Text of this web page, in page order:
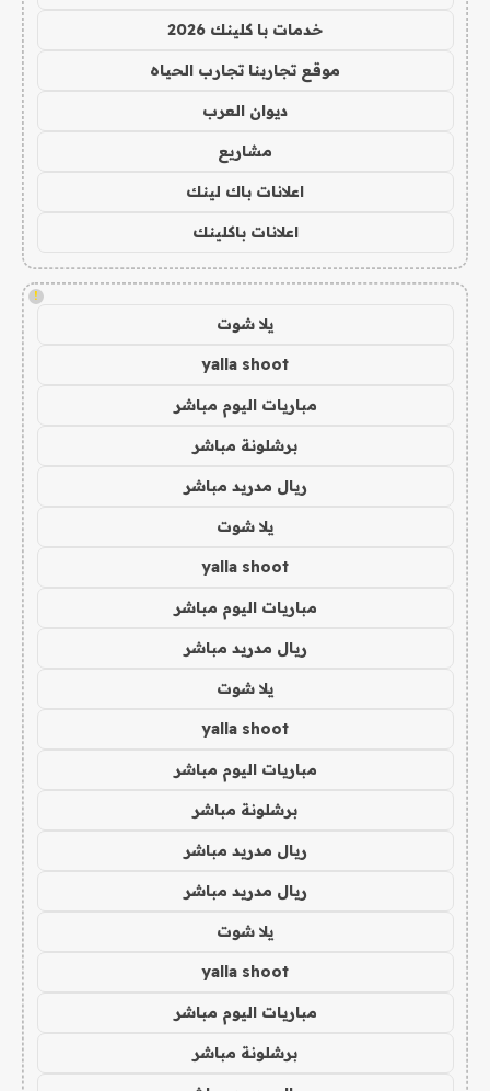
خدمات با كلينك 2026
موقع تجاربنا تجارب الحياه
ديوان العرب
مشاريع
اعلانات باك لينك
اعلانات باكلينك
!
يلا شوت
yalla shoot
مباريات اليوم مباشر
برشلونة مباشر
ريال مدريد مباشر
يلا شوت
yalla shoot
مباريات اليوم مباشر
ريال مدريد مباشر
يلا شوت
yalla shoot
مباريات اليوم مباشر
برشلونة مباشر
ريال مدريد مباشر
ريال مدريد مباشر
يلا شوت
yalla shoot
مباريات اليوم مباشر
برشلونة مباشر